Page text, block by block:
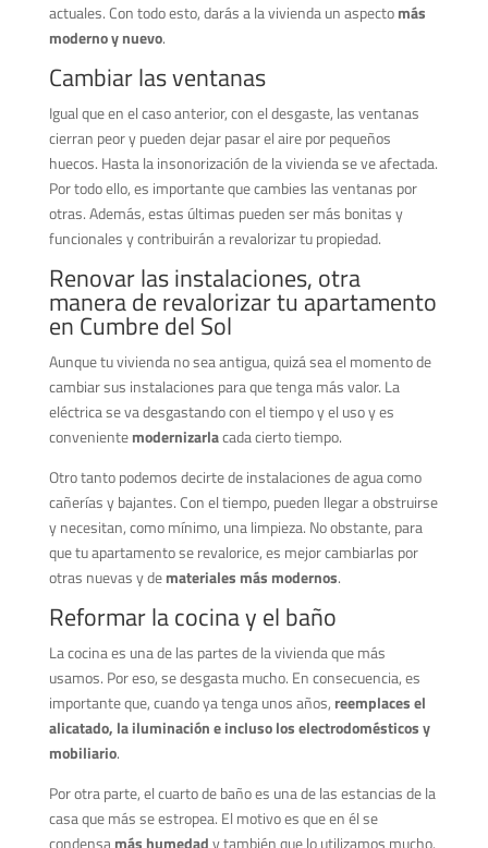
actuales. Con todo esto, darás a la vivienda un aspectomás
moderno y nuevo.
Cambiar las ventanas
Igual que en el caso anterior, con el desgaste, las ventanas
cierran peor y pueden dejar pasar el aire por pequeños
huecos. Hasta la insonorización de la vivienda se ve afectada.
Por todo ello, es importante que cambies las ventanas por
otras. Además, estas últimas pueden ser más bonitas y
funcionales y contribuirán a revalorizar tu propiedad.
Renovar las instalaciones, otra
manera de revalorizar tu apartamento
en Cumbre del Sol
Aunque tu vivienda no sea antigua, quizá sea el momento de
cambiar sus instalaciones para que tenga más valor. La
eléctrica se va desgastando con el tiempo y el uso y es
convenientemodernizarlacada cierto tiempo.
Otro tanto podemos decirte de instalaciones de agua como
cañerías y bajantes. Con el tiempo, pueden llegar a obstruirse
y necesitan, como mínimo, una limpieza. No obstante, para
que tu apartamento se revalorice, es mejor cambiarlas por
otras nuevas y demateriales más modernos.
Reformar la cocina y el baño
La cocina es una de las partes de la vivienda que más
usamos. Por eso, se desgasta mucho. En consecuencia, es
importante que, cuando ya tenga unos años, reemplaces el
alicatado, la iluminación e incluso los electrodomésticos y
mobiliario.
Por otra parte, el cuarto de baño es una de las estancias de la
casa que más se estropea. El motivo es que en él se
condensamás humedady también que lo utilizamos mucho.